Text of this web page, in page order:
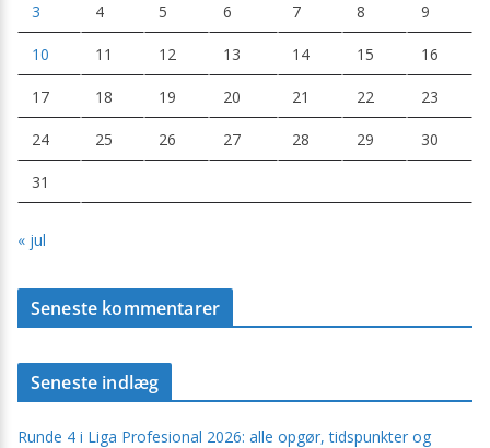
3 4 5 6 7 8 9
10 11 12 13 14 15 16
17 18 19 20 21 22 23
24 25 26 27 28 29 30
31
« jul
Seneste kommentarer
Seneste indlæg
Runde 4 i Liga Profesional 2026: alle opgør, tidspunkter og